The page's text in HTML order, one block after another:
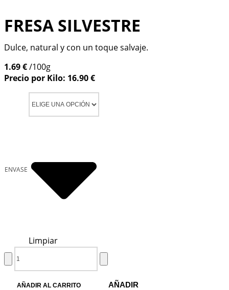
FRESA SILVESTRE
Dulce, natural y con un toque salvaje.
1.69 €/100g
Precio por Kilo: 16.90 €
ENVASE
Limpiar
AÑADIR AL CARRITO AÑADIR